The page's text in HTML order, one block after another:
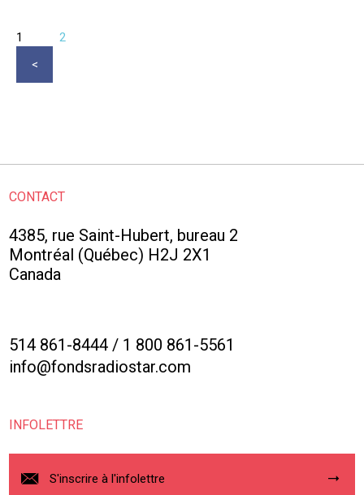
1 2
CONTACT
4385, rue Saint-Hubert, bureau 2
Montréal (Québec) H2J 2X1
Canada
514 861-8444 / 1 800 861-5561
info@fondsradiostar.com
INFOLETTRE
S'inscrire à l'infolettre